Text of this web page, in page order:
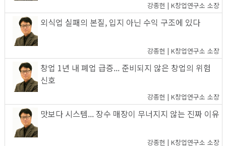
강종헌 | K창업연구소 소장
외식업 실패의 본질, 입지 아닌 수익 구조에 있다
강종헌 | K창업연구소 소장
창업 1년 내 폐업 급증... 준비되지 않은 창업의 위험
신호
강종헌 | K창업연구소 소장
맛보다 시스템... 장수 매장이 무너지지 않는 진짜 이유
강종헌 | K창업연구소 소장